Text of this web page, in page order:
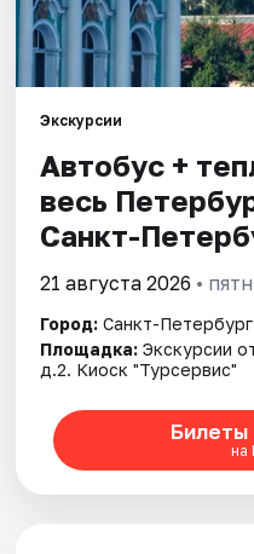
Экскурсии
Автобус +
весь
Санкт-
21 августа 2026 •
Город: Санкт-Петербург
Площадка: Экскурсии
д.2. Киоск "Турсервис"
Билеты
на